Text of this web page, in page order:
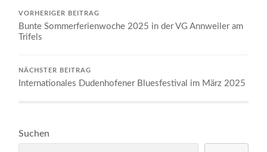
VORHERIGER BEITRAG
Bunte Sommerferienwoche 2025 in der VG Annweiler am
Trifels
NÄCHSTER BEITRAG
Internationales Dudenhofener Bluesfestival im März 2025
Suchen